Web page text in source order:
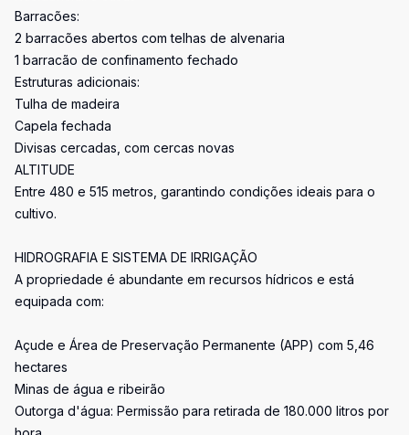
Barracões:
2 barracões abertos com telhas de alvenaria
1 barracão de confinamento fechado
Estruturas adicionais:
Tulha de madeira
Capela fechada
Divisas cercadas, com cercas novas
ALTITUDE
Entre 480 e 515 metros, garantindo condições ideais para o
cultivo.
HIDROGRAFIA E SISTEMA DE IRRIGAÇÃO
A propriedade é abundante em recursos hídricos e está
equipada com:
Açude e Área de Preservação Permanente (APP) com 5,46
hectares
Minas de água e ribeirão
Outorga d'água: Permissão para retirada de 180.000 litros por